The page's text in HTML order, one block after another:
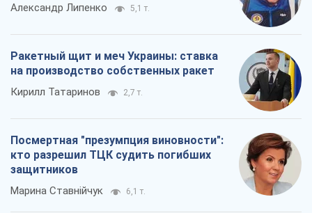
Александр Липенко 5,1 т.
Ракетный щит и меч Украины: ставка
на производство собственных ракет
Кирилл Татаринов 2,7 т.
Посмертная "презумпция виновности":
кто разрешил ТЦК судить погибших
защитников
Марина Ставнійчук 6,1 т.